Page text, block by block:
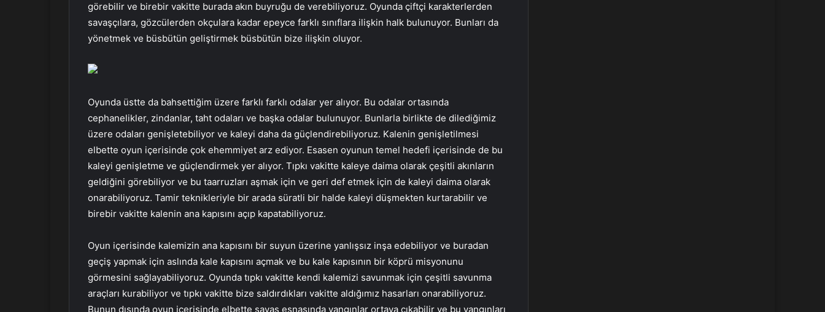
görebilir ve birebir vakitte burada akın buyruğu de verebiliyoruz. Oyunda çiftçi karakterlerden
savaşçılara, gözcülerden okçulara kadar epeyce farklı sınıflara ilişkin halk bulunuyor. Bunları da
yönetmek ve büsbütün geliştirmek büsbütün bize ilişkin oluyor.
Oyunda üstte da bahsettiğim üzere farklı farklı odalar yer alıyor. Bu odalar ortasında
cephanelikler, zindanlar, taht odaları ve başka odalar bulunuyor. Bunlarla birlikte de dilediğimiz
üzere odaları genişletebiliyor ve kaleyi daha da güçlendirebiliyoruz. Kalenin genişletilmesi
elbette oyun içerisinde çok ehemmiyet arz ediyor. Esasen oyunun temel hedefi içerisinde de bu
kaleyi genişletme ve güçlendirmek yer alıyor. Tıpkı vakitte kaleye daima olarak çeşitli akınların
geldiğini görebiliyor ve bu taarruzları aşmak için ve geri def etmek için de kaleyi daima olarak
onarabiliyoruz. Tamir teknikleriyle bir arada süratli bir halde kaleyi düşmekten kurtarabilir ve
birebir vakitte kalenin ana kapısını açıp kapatabiliyoruz.
Oyun içerisinde kalemizin ana kapısını bir suyun üzerine yanlışsız inşa edebiliyor ve buradan
geçiş yapmak için aslında kale kapısını açmak ve bu kale kapısının bir köprü misyonunu
görmesini sağlayabiliyoruz. Oyunda tıpkı vakitte kendi kalemizi savunmak için çeşitli savunma
araçları kurabiliyor ve tıpkı vakitte bize saldırdıkları vakitte aldığımız hasarları onarabiliyoruz.
Bunun dışında oyun içerisinde elbette savaş esnasında yangınlar ortaya çıkabilir ve bu yangınları